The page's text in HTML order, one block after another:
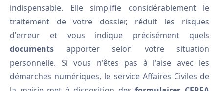
indispensable. Elle simplifie considérablement le
traitement de votre dossier, réduit les risques
d'erreur et vous indique précisément quels
documents apporter selon votre situation
personnelle. Si vous n'êtes pas à l'aise avec les
démarches numériques, le service Affaires Civiles de